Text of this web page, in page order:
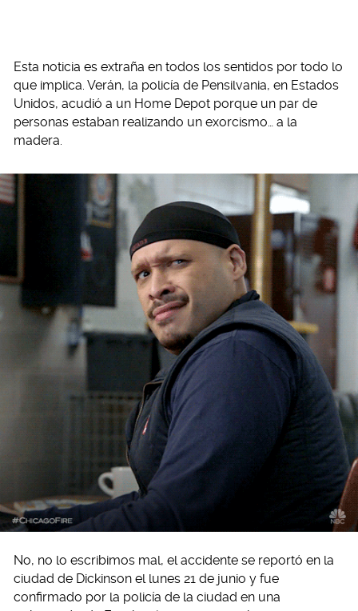
Esta noticia es extraña en todos los sentidos por todo lo
que implica. Verán, la policía de Pensilvania, en Estados
Unidos, acudió a un Home Depot porque un par de
personas estaban realizando un exorcismo… a la
madera.
No, no lo escribimos mal, el accidente se reportó en la
ciudad de Dickinson el lunes 21 de junio y fue
confirmado por la policía de la ciudad en una